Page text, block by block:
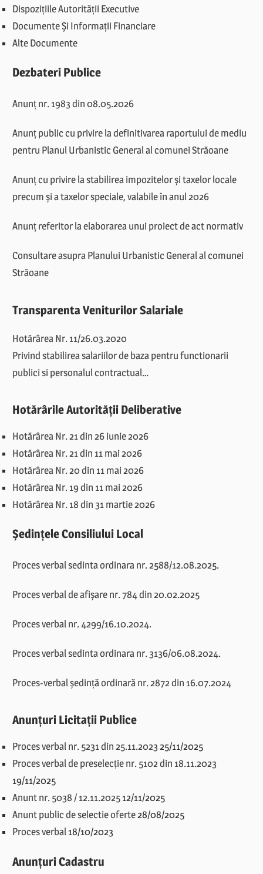
Dispozițiile Autorității Executive
Documente Și Informații Financiare
Alte Documente
Dezbateri Publice
Anunț nr. 1983 din 08.05.2026
Anunț public cu privire la definitivarea raportului de mediu
pentru Planul Urbanistic General al comunei Străoane
Anunț cu privire la stabilirea impozitelor și taxelor locale
precum și a taxelor speciale, valabile în anul 2026
Anunț referitor la elaborarea unui proiect de act normativ
Consultare asupra Planului Urbanistic General al comunei
Străoane
Transparenta Veniturilor Salariale
Hotărârea Nr. 11/26.03.2020
Privind stabilirea salariilor de baza pentru functionarii
publici si personalul contractual…
Hotărârile Autorității Deliberative
Hotărârea Nr. 21 din 26 iunie 2026
Hotărârea Nr. 21 din 11 mai 2026
Hotărârea Nr. 20 din 11 mai 2026
Hotărârea Nr. 19 din 11 mai 2026
Hotărârea Nr. 18 din 31 martie 2026
Ședințele Consiliului Local
Proces verbal sedinta ordinara nr. 2588/12.08.2025.
Proces verbal de afișare nr. 784 din 20.02.2025
Proces verbal nr. 4299/16.10.2024.
Proces verbal sedinta ordinara nr. 3136/06.08.2024.
Proces-verbal ședință ordinară nr. 2872 din 16.07.2024
Anunțuri Licitații Publice
Proces verbal nr. 5231 din 25.11.2023 25/11/2025
Proces verbal de preselecție nr. 5102 din 18.11.2023
19/11/2025
Anunt nr. 5038 / 12.11.2025 12/11/2025
Anunt public de selectie oferte28/08/2025
Proces verbal 18/10/2023
Anunțuri Cadastru